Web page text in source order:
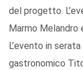
del progetto.
Marmo Melandro
L’evento in
gastronomico